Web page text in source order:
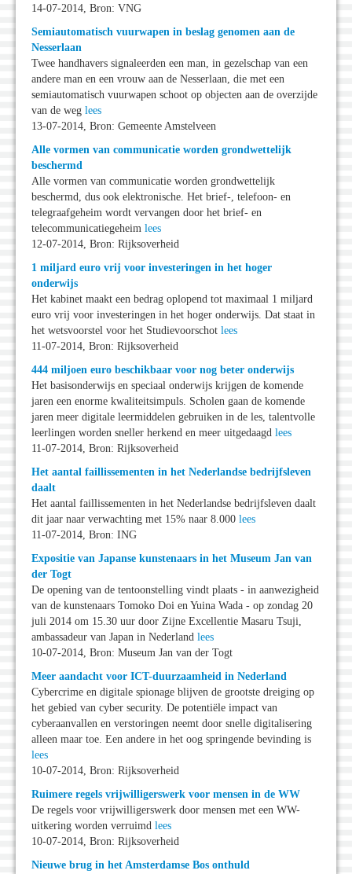
14-07-2014, Bron: VNG
Semiautomatisch vuurwapen in beslag genomen aan de
Nesserlaan
Twee handhavers signaleerden een man, in gezelschap van een
andere man en een vrouw aan de Nesserlaan, die met een
semiautomatisch vuurwapen schoot op objecten aan de overzijde
van de weg lees
13-07-2014, Bron: Gemeente Amstelveen
Alle vormen van communicatie worden grondwettelijk
beschermd
Alle vormen van communicatie worden grondwettelijk
beschermd, dus ook elektronische. Het brief-, telefoon- en
telegraafgeheim wordt vervangen door het brief- en
telecommunicatiegeheim lees
12-07-2014, Bron: Rijksoverheid
1 miljard euro vrij voor investeringen in het hoger
onderwijs
Het kabinet maakt een bedrag oplopend tot maximaal 1 miljard
euro vrij voor investeringen in het hoger onderwijs. Dat staat in
het wetsvoorstel voor het Studievoorschot lees
11-07-2014, Bron: Rijksoverheid
444 miljoen euro beschikbaar voor nog beter onderwijs
Het basisonderwijs en speciaal onderwijs krijgen de komende
jaren een enorme kwaliteitsimpuls. Scholen gaan de komende
jaren meer digitale leermiddelen gebruiken in de les, talentvolle
leerlingen worden sneller herkend en meer uitgedaagd lees
11-07-2014, Bron: Rijksoverheid
Het aantal faillissementen in het Nederlandse bedrijfsleven
daalt
Het aantal faillissementen in het Nederlandse bedrijfsleven daalt
dit jaar naar verwachting met 15% naar 8.000 lees
11-07-2014, Bron: ING
Expositie van Japanse kunstenaars in het Museum Jan van
der Togt
De opening van de tentoonstelling vindt plaats - in aanwezigheid
van de kunstenaars Tomoko Doi en Yuina Wada - op zondag 20
juli 2014 om 15.30 uur door Zijne Excellentie Masaru Tsuji,
ambassadeur van Japan in Nederland lees
10-07-2014, Bron: Museum Jan van der Togt
Meer aandacht voor ICT-duurzaamheid in Nederland
Cybercrime en digitale spionage blijven de grootste dreiging op
het gebied van cyber security. De potentiële impact van
cyberaanvallen en verstoringen neemt door snelle digitalisering
alleen maar toe. Een andere in het oog springende bevinding is
lees
10-07-2014, Bron: Rijksoverheid
Ruimere regels vrijwilligerswerk voor mensen in de WW
De regels voor vrijwilligerswerk door mensen met een WW-
uitkering worden verruimd lees
10-07-2014, Bron: Rijksoverheid
Nieuwe brug in het Amsterdamse Bos onthuld